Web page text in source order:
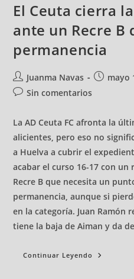
El Ceuta cierra
ante un Recre B
permanencia
Juanma Navas mayo
Sin comentarios
La AD Ceuta FC afronta la
alicientes, pero eso no
a Huelva a cubrir el
acabar el curso 16-17 con
Recre B que necesita un
permanencia, aunque si
en la categoría. Juan Ramón
tiene la baja de Aiman y da
Continuar Leyendo